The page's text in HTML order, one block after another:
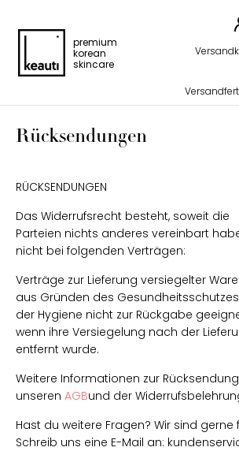
premium
korean
skincare
Rücksendungen
RÜCKSENDUNGEN
Das Widerrufsrecht besteht, soweit die
Parteien nichts anderes vereinbart
nicht bei folgenden Verträgen:
Verträge zur Lieferung versiegelter
aus Gründen des
der Hygiene nicht zur Rückgabe
wenn ihre Versiegelung nach der
entfernt wurde.
Weitere Informationen zur
unseren AGBund der
Hast du weitere Fragen? Wir sind gerne
Schreib uns eine E-Mail an: